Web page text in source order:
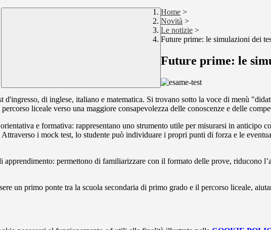
Home >
Novità >
Le notizie >
Future prime: le simulazioni dei
Future prime: le
d'ingresso, di inglese, italiano e matematica. Si trovano sotto la voce di menù
liceale verso una maggiore consapevolezza delle conoscenze e delle
e formativa: rappresentano uno strumento utile per misurarsi in anticipo
i mock test, lo studente può individuare i propri punti di forza e le
permettono di familiarizzare con il formato delle prove, riducono
un primo ponte tra la scuola secondaria di primo grado e il percorso liceale,